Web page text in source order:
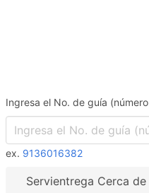
Ingresa el No. de guía
ex. 9136016382
Servientrega Cerca